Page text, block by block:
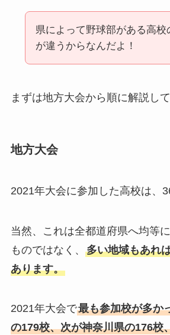
県によって野球部がある高校
が違うからなんだよ！
まずは地方大会から順に解説して
地方大会
2021年大会に参加した高校は、
当然、これは全都道府県へ均等
ものではなく、 多い地域もあれ
あります。
2021年大会で最も参加校が多か
の179校、次が神奈川県の176校